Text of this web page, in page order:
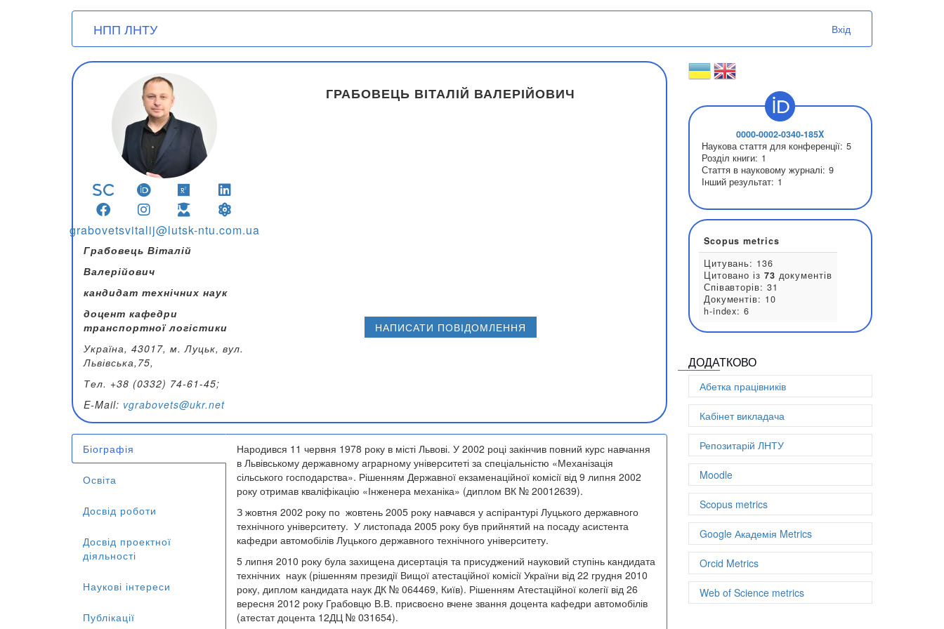
НПП ЛНТУ
User account menu Вхід
ГРАБОВЕЦЬ ВІТАЛІЙ ВАЛЕРІЙОВИЧ
grabovetsvitalij@lutsk-ntu.com.ua
Грабовець Віталій
Валерійович
кандидат технічних наук
доцент кафедри
транспортної логістики
Україна, 43017, м. Луцьк, вул.
Львівська,75,
Тел. +38 (0332) 74-61-45;
E-Mail: vgrabovets@ukr.net
НАПИСАТИ ПОВІДОМЛЕННЯ
Біографія
(активна
вкладка)
Освіта
Досвід роботи
Досвід проектної
діяльності
Наукові інтереси
Публікації
Народився 11 червня 1978 року в місті Львові. У 2002 році закінчив повний курс навчання
в Львівському державному аграрному університеті за спеціальністю «Механізація
сільського господарства». Рішенням Державної екзаменаційної комісії від 9 липня 2002
року отримав кваліфікацію «Інженера механіка» (диплом ВК № 20012639).
З жовтня 2002 року по жовтень 2005 року навчався у аспірантурі Луцького державного
технічного університету. У листопада 2005 року був прийнятий на посаду асистента
кафедри автомобілів Луцького державного технічного університету.
5 липня 2010 року була захищена дисертація та присуджений науковий ступінь кандидата
технічних наук (рішенням президії Вищої атестаційної комісії України від 22 грудня 2010
року, диплом кандидата наук ДК № 064469, Київ). Рішенням Атестаційної колегії від 26
вересня 2012 року Грабовцю В.В. присвоєно вчене звання доцента кафедри автомобілів
(атестат доцента 12ДЦ № 031654).
0000-0002-0340-185X
Розділ книги:
Стаття в науковому журналі:
1
Документів: 10
ДОДАТКОВО
Абетка працівників
Кабінет викладача
Репозитарій ЛНТУ
Moodle
Scopus metrics
Google Академія Metrics
Orcid Metrics
Web of Science metrics